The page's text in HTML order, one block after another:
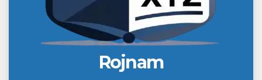
Rojnam